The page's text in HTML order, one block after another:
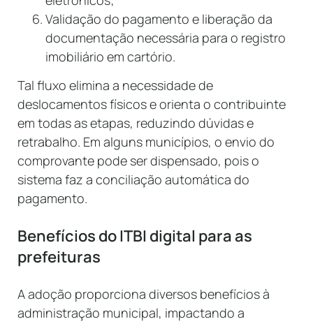
Validação do pagamento e liberação da
documentação necessária para o registro
imobiliário em cartório.
Tal fluxo elimina a necessidade de
deslocamentos físicos e orienta o contribuinte
em todas as etapas, reduzindo dúvidas e
retrabalho. Em alguns municípios, o envio do
comprovante pode ser dispensado, pois o
sistema faz a conciliação automática do
pagamento.
Benefícios do ITBI digital para as
prefeituras
A adoção proporciona diversos benefícios à
administração municipal, impactando a